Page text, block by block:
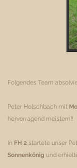
Folgendes Team
Peter Holschbach mit
hervorragend meistern!!
In FH 2 startete unser
Sonnenkönig und